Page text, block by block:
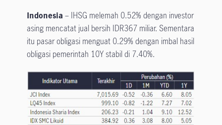
Indonesia – IHSG melemah 0.52% dengan investor
asing mencatat jual bersih IDR367 miliar. Sementara
itu pasar obligasi menguat 0.29% dengan imbal hasil
obligasi pemerintah 10Y stabil di 7.40%.